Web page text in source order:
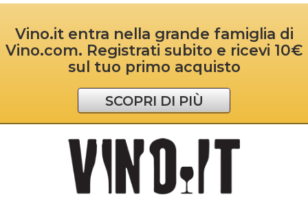
Vino.it entra nella grande famiglia di
Vino.com. Registrati subito e ricevi 10€
sul tuo primo acquisto
SCOPRI DI PIÙ